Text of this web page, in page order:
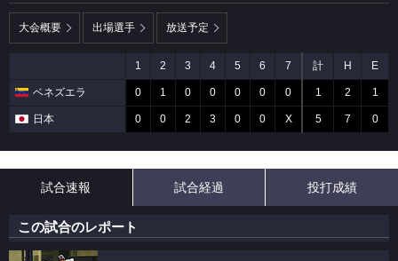
大会概要 出場選手 放送予定
1 2 3 4 5 6 7 計 H E
ベネズエラ 0 1 0 0 0 0 0 1 2 1
日本 0 0 2 3 0 0 X 5 7 0
試合速報 試合経過 投打成績
この試合のレポート